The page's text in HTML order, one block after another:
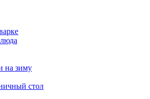
на зиму
стол